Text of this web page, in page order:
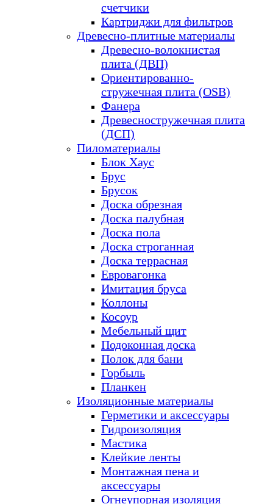
счетчики
Картриджи для фильтров
Древесно-плитные материалы
Древесно-волокнистая
плита (ДВП)
Ориентированно-
стружечная плита (OSB)
Фанера
Древесностружечная плита
(ДСП)
Пиломатериалы
Блок Хаус
Брус
Брусок
Доска обрезная
Доска палубная
Доска пола
Доска строганная
Доска террасная
Евровагонка
Имитация бруса
Коллоны
Косоур
Мебельный щит
Подоконная доска
Полок для бани
Горбыль
Планкен
Изоляционные материалы
Герметики и аксессуары
Гидроизоляция
Мастика
Клейкие ленты
Монтажная пена и
аксессуары
Огнеупорная изоляция